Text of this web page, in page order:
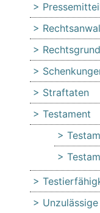
Straftaten
Testament